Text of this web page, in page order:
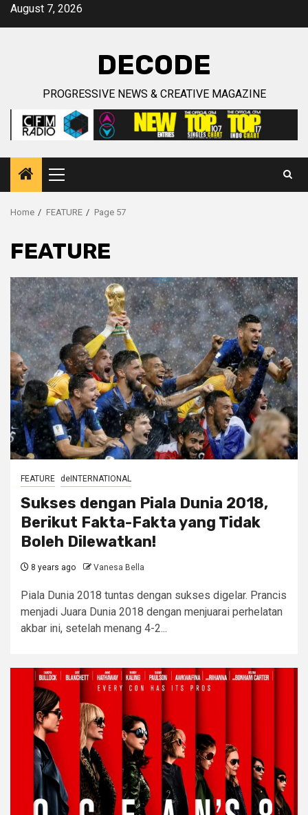
SkipAugust 7, 2026
DECODE
PROGRESSIVE NEWS & CREATIVE MAGAZINE
Primary
Menu
Home FEATURE Page 57
FEATURE
FEATURE deINTERNATIONAL
Sukses dengan Piala Dunia 2018,
Berikut Fakta-Fakta yang Tidak
Boleh Dilewatkan!
8 years ago Vanesa Bella
Piala Dunia 2018 tuntas dengan sukses digelar. Prancis
menjadi Juara Dunia 2018 dengan menjuarai perhelatan
akbar ini, setelah menang 4-2...